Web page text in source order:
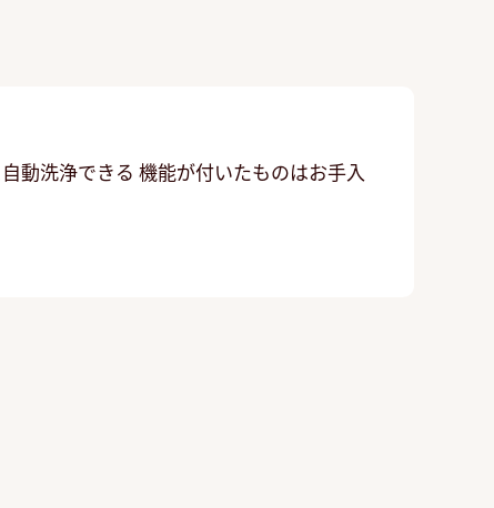
動洗浄できる 機能が付いたものはお手入